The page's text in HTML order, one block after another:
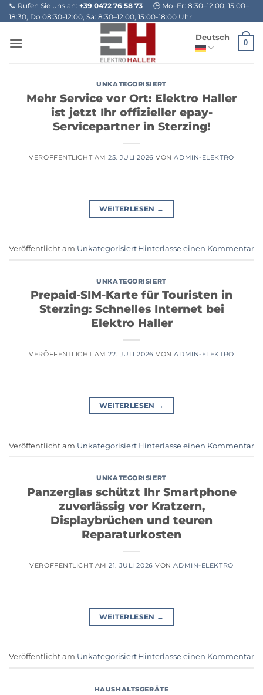
Zum
Inhalt
📞 Rufen Sie uns an: +39 0472 76 58 73
🕒 Mo–Fr: 8:30–12:00, 15:00–
18:30, Do 08:30-12:00, Sa: 8:30–12:00, 15:00-18:00 Uhr
Deutsch
0
UNKATEGORISIERT
Mehr Service vor Ort: Elektro Haller
ist jetzt Ihr offizieller epay-
Servicepartner in Sterzing!
VERÖFFENTLICHT AM25. JULI 2026 VONADMIN-ELEKTRO
WEITERLESEN →
Veröffentlicht am Unkategorisiert Hinterlasse einen Kommentar
UNKATEGORISIERT
Prepaid-SIM-Karte für Touristen in
Sterzing: Schnelles Internet bei
Elektro Haller
VERÖFFENTLICHT AM22. JULI 2026 VONADMIN-ELEKTRO
WEITERLESEN →
Veröffentlicht am Unkategorisiert Hinterlasse einen Kommentar
UNKATEGORISIERT
Panzerglas schützt Ihr Smartphone
zuverlässig vor Kratzern,
Displaybrüchen und teuren
Reparaturkosten
VERÖFFENTLICHT AM21. JULI 2026 VONADMIN-ELEKTRO
WEITERLESEN →
Veröffentlicht am Unkategorisiert Hinterlasse einen Kommentar
HAUSHALTSGERÄTE